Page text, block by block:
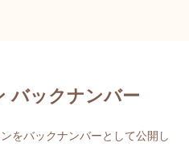
バックナンバー
をバックナンバーとして公開し